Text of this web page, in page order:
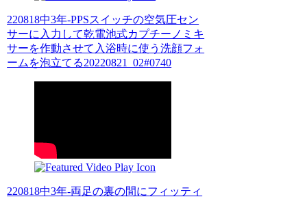
220818中3年-PPSスイッチの空気圧セン
サーに入力して乾電池式カプチーノミキ
サーを作動させて入浴時に使う洗顔フォ
ームを泡立てる20220821_02#0740
220818中3年-両足の裏の間にフィッティ